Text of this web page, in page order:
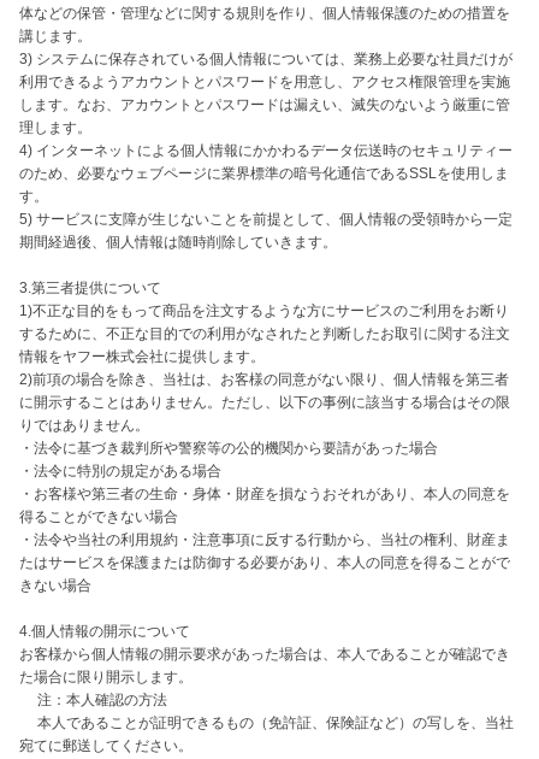
体などの保管・管理などに関する規則を作り、個人情報保護のための措置を
講じます。
3) システムに保存されている個人情報については、業務上必要な社員だけが
利用できるようアカウントとパスワードを用意し、アクセス権限管理を実施
します。なお、アカウントとパスワードは漏えい、滅失のないよう厳重に管
理します。
4) インターネットによる個人情報にかかわるデータ伝送時のセキュリティー
のため、必要なウェブページに業界標準の暗号化通信であるSSLを使用しま
す。
5) サービスに支障が生じないことを前提として、個人情報の受領時から一定
期間経過後、個人情報は随時削除していきます。
3.第三者提供について
1)不正な目的をもって商品を注文するような方にサービスのご利用をお断り
するために、不正な目的での利用がなされたと判断したお取引に関する注文
情報をヤフー株式会社に提供します。
2)前項の場合を除き、当社は、お客様の同意がない限り、個人情報を第三者
に開示することはありません。ただし、以下の事例に該当する場合はその限
りではありません。
・法令に基づき裁判所や警察等の公的機関から要請があった場合
・法令に特別の規定がある場合
・お客様や第三者の生命・身体・財産を損なうおそれがあり、本人の同意を
得ることができない場合
・法令や当社の利用規約・注意事項に反する行動から、当社の権利、財産ま
たはサービスを保護または防御する必要があり、本人の同意を得ることがで
きない場合
4.個人情報の開示について
お客様から個人情報の開示要求があった場合は、本人であることが確認でき
た場合に限り開示します。
注：本人確認の方法
本人であることが証明できるもの（免許証、保険証など）の写しを、当社
宛てに郵送してください。